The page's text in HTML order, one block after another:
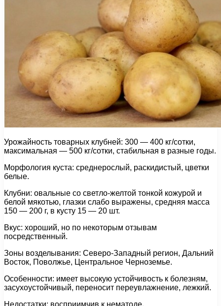
Урожайность товарных клубней: 300 — 400 кг/сотки,
максимальная — 500 кг/сотки, стабильная в разные годы.
Морфология куста: среднерослый, раскидистый, цветки
белые.
Клубни: овальные со светло-желтой тонкой кожурой и
белой мякотью, глазки слабо выражены, средняя масса
150 — 200 г, в кусту 15 — 20 шт.
Вкус: хороший, но по некоторым отзывам
посредственный.
Зоны возделывания: Северо-Западный регион, Дальний
Восток, Поволжье, Центральное Черноземье.
Особенности: имеет высокую устойчивость к болезням,
засухоустойчивый, переносит переувлажнение, лежкий.
Недостатки: восприимчив к нематоде.